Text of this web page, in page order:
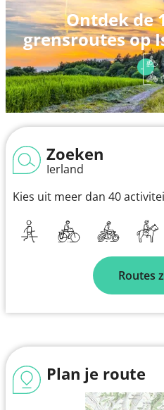
Ontdek de
grensroutes op
Zoeken
Ierland
Kies uit meer dan 40
Routes
Plan je route